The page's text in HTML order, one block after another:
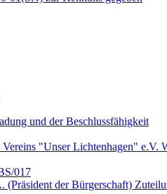
und der Beschlussfähigkeit
"Unser Lichtenhagen"
017
der Bürgerschaft)